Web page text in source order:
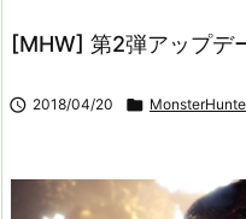
[MHW] 第2弾アップデ
 2018/04/20 